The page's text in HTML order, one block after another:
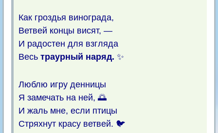
Как гроздья винограда,
Ветвей концы висят, —
И радостен для взгляда
Весь траурный наряд. ✨
Люблю игру денницы
Я замечать на ней, 🌅
И жаль мне, если птицы
Стряхнут красу ветвей. 🐦